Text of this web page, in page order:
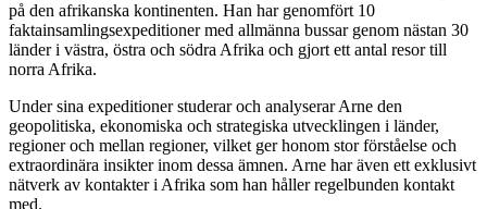
på den afrikanska kontinenten. Han har genomfört 10
faktainsamlingsexpeditioner med allmänna bussar genom nästan 30
länder i västra, östra och södra Afrika och gjort ett antal resor till
norra Afrika.
Under sina expeditioner studerar och analyserar Arne den
geopolitiska, ekonomiska och strategiska utvecklingen i länder,
regioner och mellan regioner, vilket ger honom stor förståelse och
extraordinära insikter inom dessa ämnen. Arne har även ett exklusivt
nätverk av kontakter i Afrika som han håller regelbunden kontakt
med.